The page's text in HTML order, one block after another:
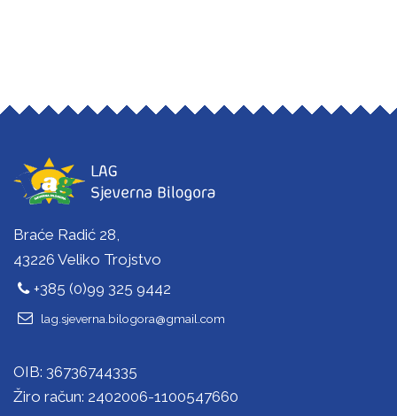
Braće Radić 28,
43226 Veliko Trojstvo
+385 (0)99 325 9442
lag.sjeverna.bilogora@gmail.com
OIB: 36736744335
Žiro račun: 2402006-1100547660